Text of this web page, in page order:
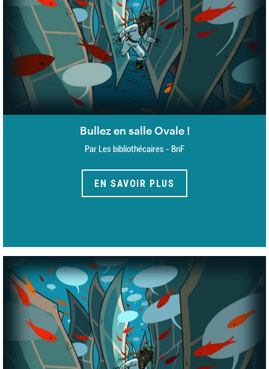
Bullez en salle Ovale !
Par Les bibliothécaires - BnF
EN SAVOIR PLUS